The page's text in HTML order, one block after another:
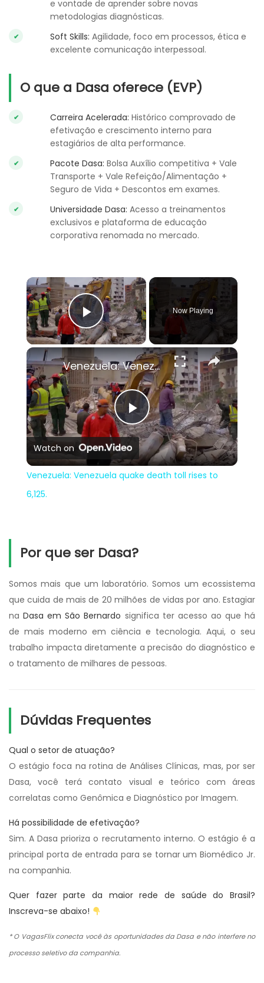
e vontade de aprender sobre novas
metodologias diagnósticas.
Soft Skills: Agilidade, foco em processos, ética e
excelente comunicação interpessoal.
O que a Dasa oferece (EVP)
Carreira Acelerada: Histórico comprovado de
efetivação e crescimento interno para
estagiários de alta performance.
Pacote Dasa: Bolsa Auxílio competitiva + Vale
Transporte + Vale Refeição/Alimentação +
Seguro de Vida + Descontos em exames.
Universidade Dasa: Acesso a treinamentos
exclusivos e plataforma de educação
corporativa renomada no mercado.
×
Play Video
Now Playing
×
Play
Video
Venezuela: Venezuela quake death toll rises to 6,125.
Watch on
Venezuela: Venezuela quake death toll rises to
6,125.
Por que ser Dasa?
Somos mais que um laboratório. Somos um ecossistema
que cuida de mais de 20 milhões de vidas por ano. Estagiar
naDasa em São Bernardo significa ter acesso ao que há
de mais moderno em ciência e tecnologia. Aqui, o seu
trabalho impacta diretamente a precisão do diagnóstico e
o tratamento de milhares de pessoas.
Dúvidas Frequentes
Qual o setor de atuação?
O estágio foca na rotina de Análises Clínicas, mas, por ser
Dasa, você terá contato visual e teórico com áreas
correlatas como Genômica e Diagnóstico por Imagem.
Há possibilidade de efetivação?
Sim. A Dasa prioriza o recrutamento interno. O estágio é a
principal porta de entrada para se tornar um Biomédico Jr.
na companhia.
Quer fazer parte da maior rede de saúde do Brasil?
Inscreva-se abaixo!
* O VagasFlix conecta você às oportunidades da Dasa e não interfere no
processo seletivo da companhia.